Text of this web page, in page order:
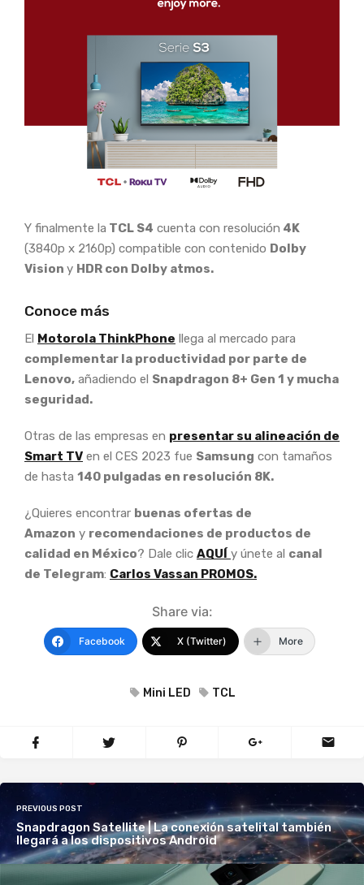
Y finalmente la TCL S4 cuenta con resolución 4K
(3840p x 2160p) compatible con contenido Dolby
Vision y HDR con Dolby atmos.
Conoce más
El Motorola ThinkPhone llega al mercado para
complementar la productividad por parte de
Lenovo, añadiendo el Snapdragon 8+ Gen 1 y mucha
seguridad.
Otras de las empresas en presentar su alineación de
Smart TV en el CES 2023 fue Samsung con tamaños
de hasta 140 pulgadas en resolución 8K.
¿Quieres encontrar buenas ofertas de
Amazon y recomendaciones de productos de
calidad en México? Dale clic AQUÍ y únete al canal
de Telegram: Carlos Vassan PROMOS.
Share via:
Facebook X (Twitter) More
Mini LED TCL
PREVIOUS POST
Snapdragon Satellite | La conexión satelital también
llegará a los dispositivos Android